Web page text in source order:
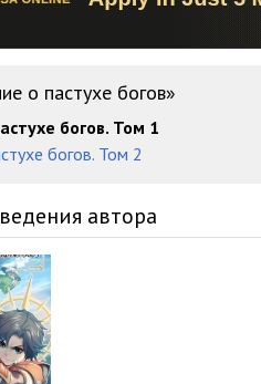
о пастухе богов»
богов. Том 1
богов. Том 2
автора